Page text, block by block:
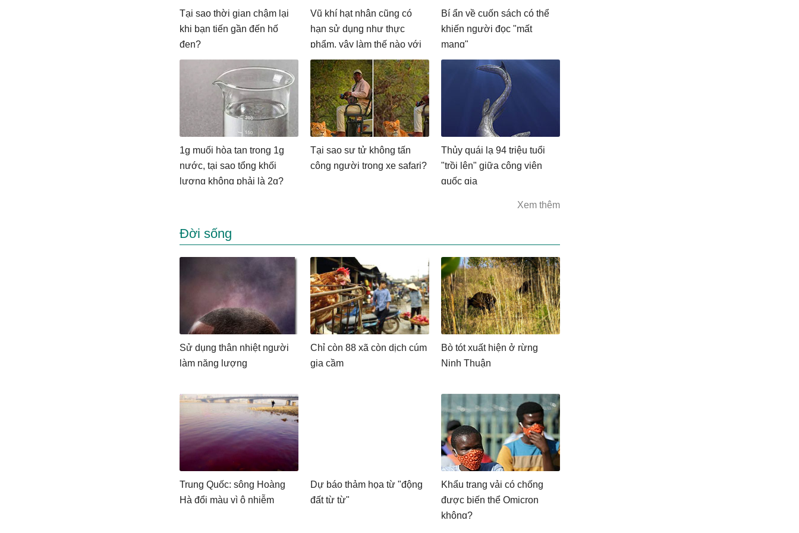
Tại sao thời gian chậm lại
khi bạn tiến gần đến hố
đen?
Vũ khí hạt nhân cũng có
hạn sử dụng như thực
phẩm, vậy làm thế nào với
vũ khí hạt nhân hết hạn?
Bí ẩn về cuốn sách có thể
khiến người đọc "mất
mạng"
1g muối hòa tan trong 1g
nước, tại sao tổng khối
lượng không phải là 2g?
Tại sao sư tử không tấn
công người trong xe safari?
Thủy quái lạ 94 triệu tuổi
"trồi lên" giữa công viên
quốc gia
Xem thêm
Đời sống
Sử dụng thân nhiệt người
làm năng lượng
Chỉ còn 88 xã còn dịch cúm
gia cầm
Bò tót xuất hiện ở rừng
Ninh Thuận
Trung Quốc: sông Hoàng
Hà đổi màu vì ô nhiễm
Dự báo thảm họa từ "động
đất từ từ"
Khẩu trang vải có chống
được biến thể Omicron
không?